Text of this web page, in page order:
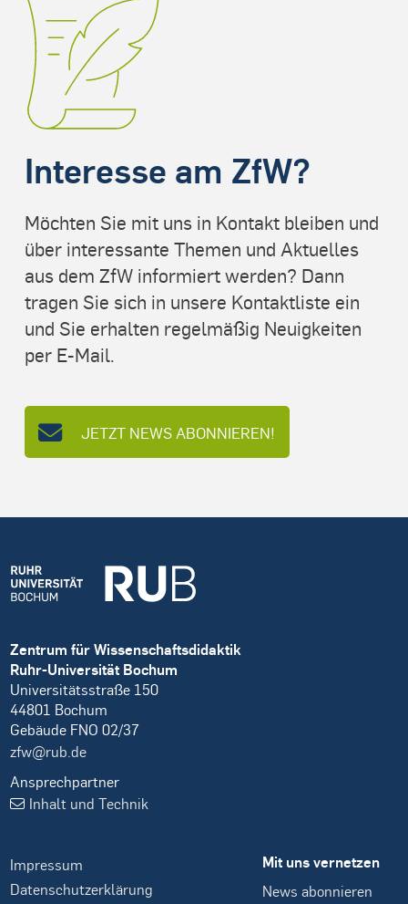
Interesse am ZfW?
Möchten Sie mit uns in Kontakt bleiben und
über interessante Themen und Aktuelles
aus dem ZfW informiert werden? Dann
tragen Sie sich in unsere Kontaktliste ein
und Sie erhalten regelmäßig Neuigkeiten
per E-Mail.
JETZT NEWS ABONNIEREN!
Zentrum für Wissenschaftsdidaktik
Ruhr-Universität Bochum
Universitätsstraße 150
44801 Bochum
Gebäude FNO 02/37
zfw@rub.de
Ansprechpartner
Inhalt und Technik
Impressum
Datenschutzerklärung
Mit uns vernetzen
News abonnieren